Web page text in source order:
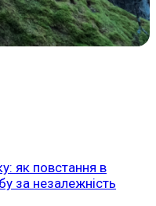
як повстання в
за незалежність